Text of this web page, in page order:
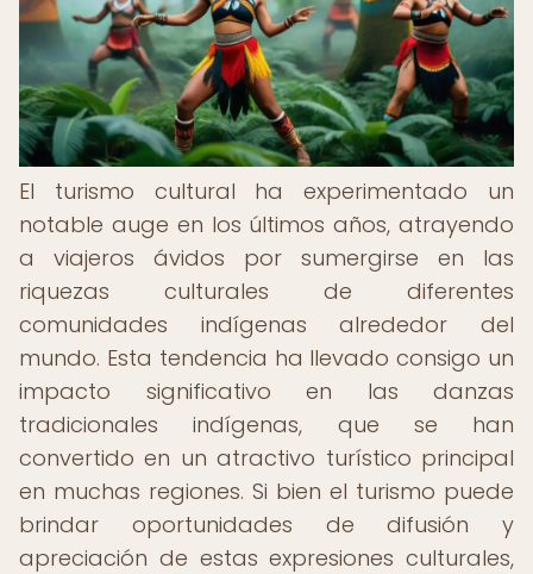
El turismo cultural ha experimentado un
notable auge en los últimos años, atrayendo
a viajeros ávidos por sumergirse en las
riquezas culturales de diferentes
comunidades indígenas alrededor del
mundo. Esta tendencia ha llevado consigo un
impacto significativo en las danzas
tradicionales indígenas, que se han
convertido en un atractivo turístico principal
en muchas regiones. Si bien el turismo puede
brindar oportunidades de difusión y
apreciación de estas expresiones culturales,